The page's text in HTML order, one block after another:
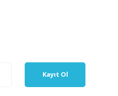
Kayıt Ol